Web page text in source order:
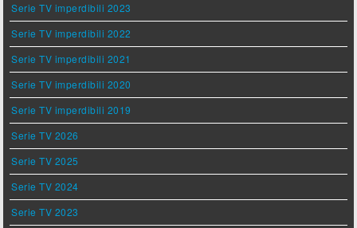
Serie TV imperdibili 2023
Serie TV imperdibili 2022
Serie TV imperdibili 2021
Serie TV imperdibili 2020
Serie TV imperdibili 2019
Serie TV 2026
Serie TV 2025
Serie TV 2024
Serie TV 2023